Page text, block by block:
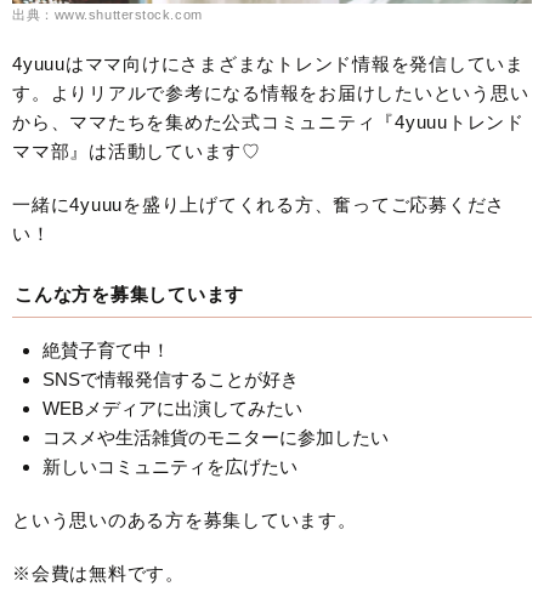
出典：www.shutterstock.com
4yuuuはママ向けにさまざまなトレンド情報を発信していま
す。よりリアルで参考になる情報をお届けしたいという思い
から、ママたちを集めた公式コミュニティ『4yuuuトレンド
ママ部』は活動しています♡
一緒に4yuuuを盛り上げてくれる方、奮ってご応募くださ
い！
こんな方を募集しています
絶賛子育て中！
SNSで情報発信することが好き
WEBメディアに出演してみたい
コスメや生活雑貨のモニターに参加したい
新しいコミュニティを広げたい
という思いのある方を募集しています。
※会費は無料です。